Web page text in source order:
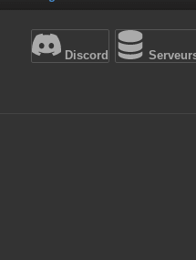
Discord